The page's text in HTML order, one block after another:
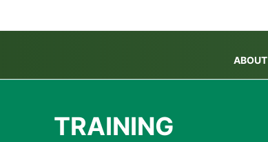
ABOUT
TRAINING